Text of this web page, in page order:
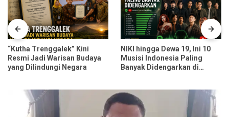
“Kutha Trenggalek” Kini
Resmi Jadi Warisan Budaya
yang Dilindungi Negara
NIKI hingga Dewa 19, Ini 10
Musisi Indonesia Paling
Banyak Didengarkan di